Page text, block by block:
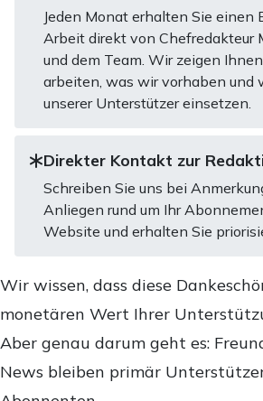
Jeden Monat erhalten Sie einen
Arbeit direkt von Chefredakteur
und dem Team. Wir zeigen
arbeiten, was wir vorhaben und
unserer Unterstützer einsetzen.
Direkter Kontakt zur
Schreiben Sie uns bei
Anliegen rund um Ihr
Website und erhalten Sie
Wir wissen, dass diese
monetären Wert Ihrer
Aber genau darum geht es:
News bleiben primär